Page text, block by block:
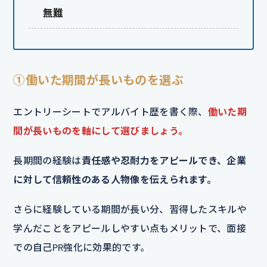
無難
①働いた期間が長いものを選ぶ
エントリーシートでアルバイト歴を書く際、 働いた期
間が長いものを軸にして選びましょう。
長期間の経験は責任感や忍耐力をアピールでき、企業
に対して信頼性のある人物像を伝えられます。
さらに経験している期間が長い分、習得したスキルや
学んだことをアピールしやすい点もメリットで、面接
での自己PR強化に効果的です。